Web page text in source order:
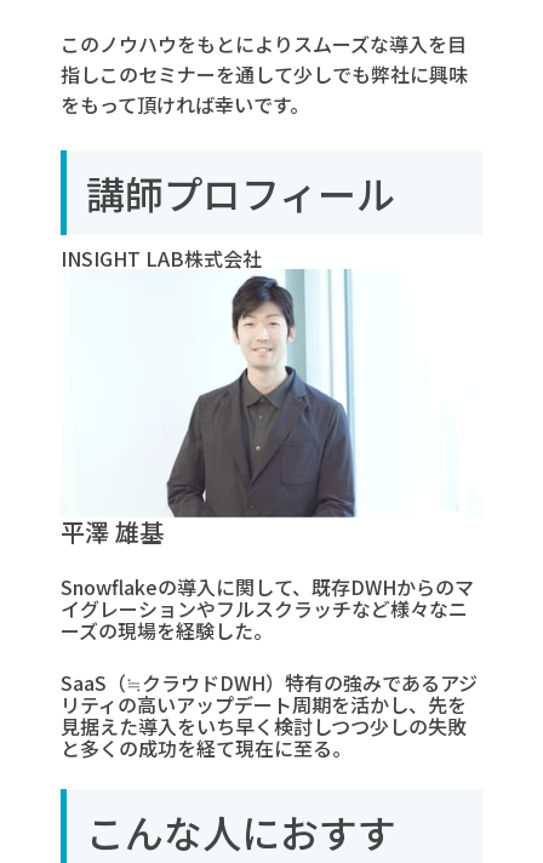
このノウハウをもとによりスムーズな導入を目
指しこのセミナーを通して少しでも弊社に興味
をもって頂ければ幸いです。
講師プロフィール
INSIGHT LAB株式会社
平澤 雄基
Snowflakeの導入に関して、既存DWHからのマ
イグレーションやフルスクラッチなど様々なニ
ーズの現場を経験した。
SaaS（≒クラウドDWH）特有の強みであるアジ
リティの高いアップデート周期を活かし、先を
見据えた導入をいち早く検討しつつ少しの失敗
と多くの成功を経て現在に至る。
こんな人におすす